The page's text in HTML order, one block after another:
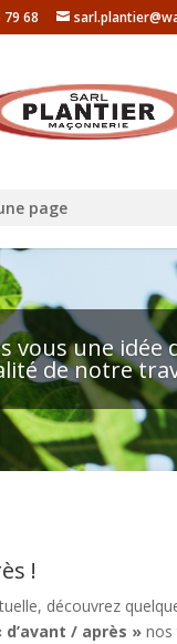
79 68
page
vous une idée
de notre
!
découvrez
d’avant / après »nos